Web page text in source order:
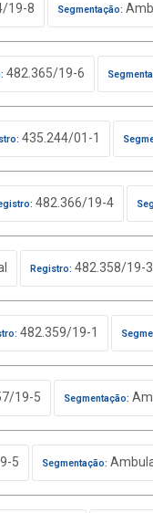
19-8 Segmentação:
482.365/19-6
435.244/01-1
482.366/19-4
Registro: 482.358/19-3
482.359/19-1
19-5 Segmentação:
5 Segmentação: